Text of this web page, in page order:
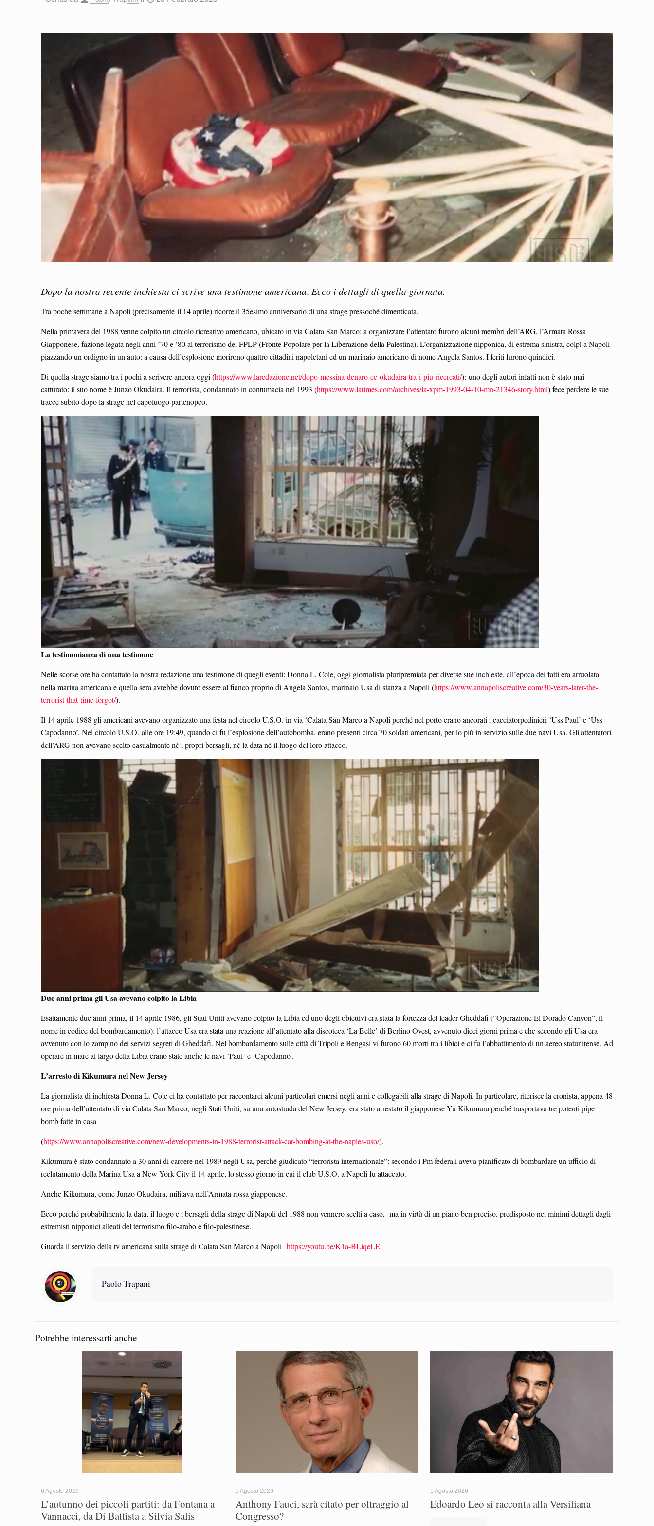
Dopo la nostra recente inchiesta ci scrive una testimone americana. Ecco i dettagli di quella giornata.
Tra poche settimane a Napoli (precisamente il 14 aprile) ricorre il 35esimo anniversario di una strage pressoché dimenticata.
Nella primavera del 1988 venne colpito un circolo ricreativo americano, ubicato in via Calata San Marco: a organizzare l’attentato furono alcuni membri dell’ARG, l’Armata Rossa
Giapponese, fazione legata negli anni ’70 e ’80 al terrorismo del FPLP (Fronte Popolare per la Liberazione della Palestina). L’organizzazione nipponica, di estrema sinistra, colpì a Napoli
piazzando un ordigno in un auto: a causa dell’esplosione morirono quattro cittadini napoletani ed un marinaio americano di nome Angela Santos. I feriti furono quindici.
Di quella strage siamo tra i pochi a scrivere ancora oggi (https://www.laredazione.net/dopo-messina-denaro-ce-okudaira-tra-i-piu-ricercati/): uno degli autori infatti non è stato mai
catturato: il suo nome è Junzo Okudaira. Il terrorista, condannato in contumacia nel 1993 (https://www.latimes.com/archives/la-xpm-1993-04-10-mn-21346-story.html) fece perdere le sue
tracce subito dopo la strage nel capoluogo partenopeo.
La testimonianza di una testimone
Nelle scorse ore ha contattato la nostra redazione una testimone di quegli eventi: Donna L. Cole, oggi giornalista pluripremiata per diverse sue inchieste, all’epoca dei fatti era arruolata
nella marina americana e quella sera avrebbe dovuto essere al fianco proprio di Angela Santos, marinaio Usa di stanza a Napoli (https://www.annapoliscreative.com/30-years-later-the-
terrorist-that-time-forgot/).
Il 14 aprile 1988 gli americani avevano organizzato una festa nel circolo U.S.O. in via ‘Calata San Marco a Napoli perché nel porto erano ancorati i cacciatorpedinieri ‘Uss Paul’ e ‘Uss
Capodanno’. Nel circolo U.S.O. alle ore 19:49, quando ci fu l’esplosione dell’autobomba, erano presenti circa 70 soldati americani, per lo più in servizio sulle due navi Usa. Gli attentatori
dell’ARG non avevano scelto casualmente né i propri bersagli, né la data né il luogo del loro attacco.
Due anni prima gli Usa avevano colpito la Libia
Esattamente due anni prima, il 14 aprile 1986, gli Stati Uniti avevano colpito la Libia ed uno degli obiettivi era stata la fortezza del leader Gheddafi (“Operazione El Dorado Canyon”, il
nome in codice del bombardamento): l’attacco Usa era stata una reazione all’attentato alla discoteca ‘La Belle’ di Berlino Ovest, avvenuto dieci giorni prima e che secondo gli Usa era
avvenuto con lo zampino dei servizi segreti di Gheddafi. Nel bombardamento sulle città di Tripoli e Bengasi vi furono 60 morti tra i libici e ci fu l’abbattimento di un aereo statunitense. Ad
operare in mare al largo della Libia erano state anche le navi ‘Paul’ e ‘Capodanno’.
L’arresto di Kikumura nel New Jersey
La giornalista di inchiesta Donna L. Cole ci ha contattato per raccontarci alcuni particolari emersi negli anni e collegabili alla strage di Napoli. In particolare, riferisce la cronista, appena 48
ore prima dell’attentato di via Calata San Marco, negli Stati Uniti, su una autostrada del New Jersey, era stato arrestato il giapponese Yu Kikumura perché trasportava tre potenti pipe
bomb fatte in casa
(https://www.annapoliscreative.com/new-developments-in-1988-terrorist-attack-car-bombing-at-the-naples-uso/).
Kikumura è stato condannato a 30 anni di carcere nel 1989 negli Usa, perché giudicato “terrorista internazionale”: secondo i Pm federali aveva pianificato di bombardare un ufficio di
reclutamento della Marina Usa a New York City il 14 aprile, lo stesso giorno in cui il club U.S.O. a Napoli fu attaccato.
Anche Kikumura, come Junzo Okudaira, militava nell’Armata rossa giapponese.
Ecco perché probabilmente la data, il luogo e i bersagli della strage di Napoli del 1988 non vennero scelti a caso, ma in virtù di un piano ben preciso, predisposto nei minimi dettagli dagli
estremisti nipponici alleati del terrorismo filo-arabo e filo-palestinese.
Guarda il servizio della tv americana sulla strage di Calata San Marco a Napoli https://youtu.be/K1a-BLiqeLE
Paolo Trapani
Potrebbe interessarti anche
6 Agosto 2026
L’autunno dei piccoli partiti: da Fontana a
Vannacci, da Di Battista a Silvia Salis
1 Agosto 2026
Anthony Fauci, sarà citato per oltraggio al
Congresso?
1 Agosto 2026
Edoardo Leo si racconta alla Versiliana